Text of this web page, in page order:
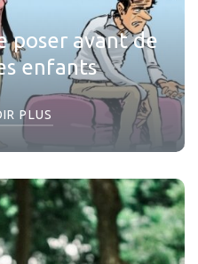
poser avant de
enfants
PLUS